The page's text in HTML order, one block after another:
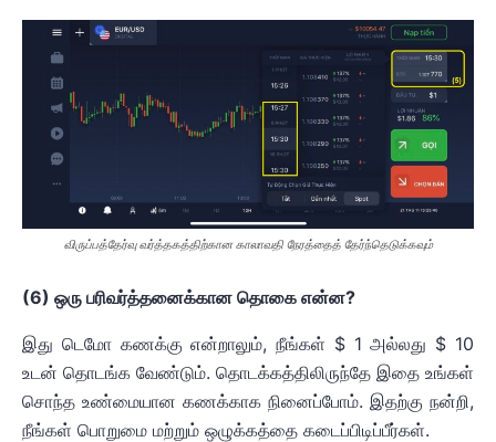
விருப்பத்தேர்வு வர்த்தகத்திற்கான காலாவதி நேரத்தைத் தேர்ந்தெடுக்கவும்
(6) ஒரு பரிவர்த்தனைக்கான தொகை என்ன?
இது டெமோ கணக்கு என்றாலும், நீங்கள் $ 1 அல்லது $ 10
உடன் தொடங்க வேண்டும். தொடக்கத்திலிருந்தே இதை உங்கள்
சொந்த உண்மையான கணக்காக நினைப்போம். இதற்கு நன்றி,
நீங்கள் பொறுமை மற்றும் ஒழுக்கத்தை கடைப்பிடிப்பீர்கள்.